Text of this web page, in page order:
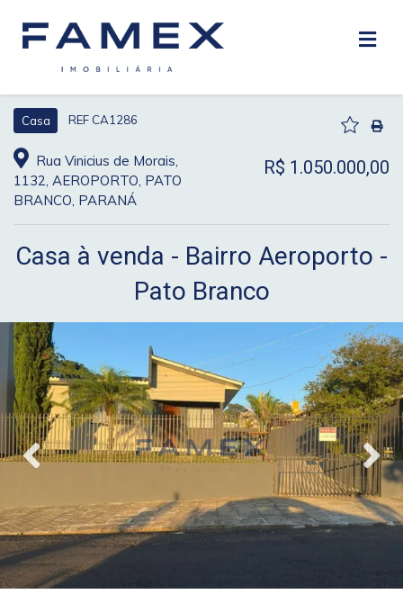
Casa REF CA1286
Rua Vinicius de Morais,
1132, AEROPORTO, PATO
BRANCO, PARANÁ
R$ 1.050.000,00
Casa à venda - Bairro Aeroporto -
Pato Branco